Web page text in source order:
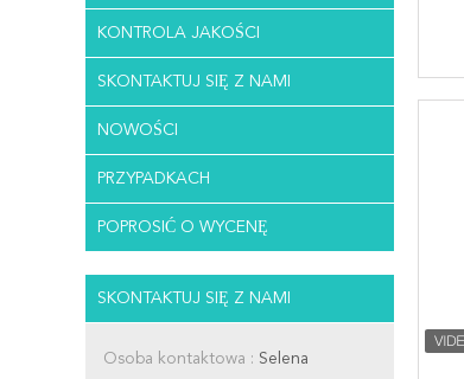
KONTROLA JAKOŚCI
SKONTAKTUJ SIĘ Z NAMI
NOWOŚCI
PRZYPADKACH
POPROSIĆ O WYCENĘ
SKONTAKTUJ SIĘ Z NAMI
Osoba kontaktowa : Selena